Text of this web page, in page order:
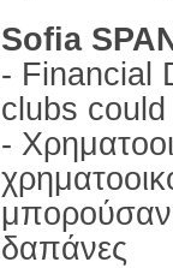
Sofia
- Financial
clubs
-
μπορούσαν
δαπάνες